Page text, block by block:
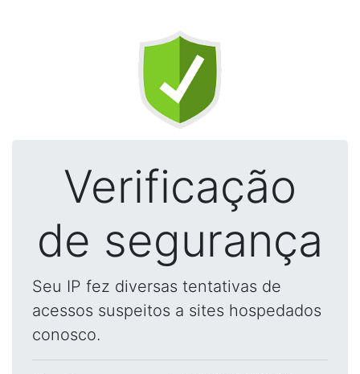
Verificação
de segurança
Seu IP fez diversas tentativas de
acessos suspeitos a sites hospedados
conosco.